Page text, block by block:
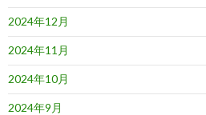
2024年12月
2024年11月
2024年10月
2024年9月